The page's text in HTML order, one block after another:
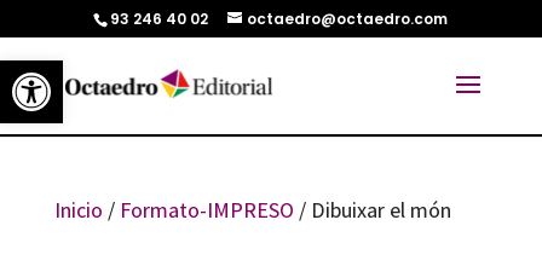
Abrir barra de herramientas
93 246 40 02 octaedro@octaedro.com
Inicio / Formato-IMPRESO / Dibuixar el món